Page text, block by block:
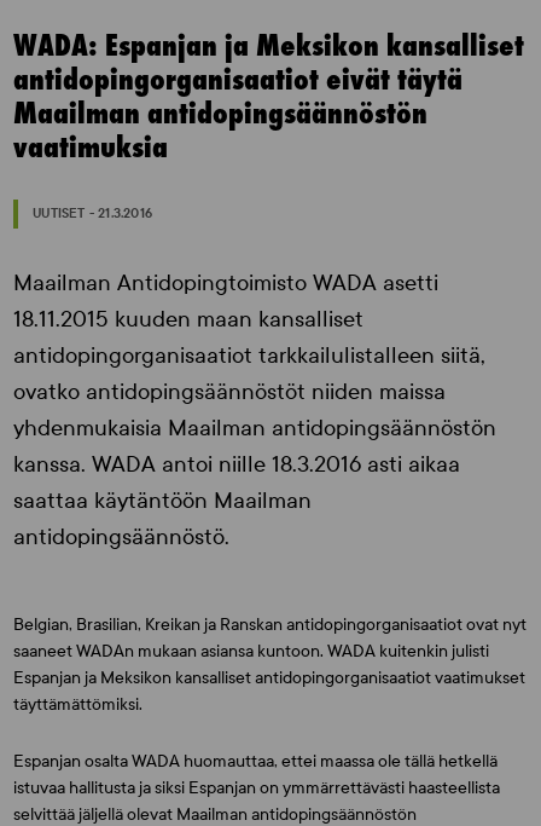
WADA: Espanjan ja Meksikon kansalliset
antidopingorganisaatiot eivät täytä
Maailman antidopingsäännöstön
vaatimuksia
UUTISET - 21.3.2016
Maailman Antidopingtoimisto WADA asetti
18.11.2015 kuuden maan kansalliset
antidopingorganisaatiot tarkkailulistalleen siitä,
ovatko antidopingsäännöstöt niiden maissa
yhdenmukaisia Maailman antidopingsäännöstön
kanssa. WADA antoi niille 18.3.2016 asti aikaa
saattaa käytäntöön Maailman
antidopingsäännöstö.
Belgian, Brasilian, Kreikan ja Ranskan antidopingorganisaatiot ovat nyt
saaneet WADAn mukaan asiansa kuntoon. WADA kuitenkin julisti
Espanjan ja Meksikon kansalliset antidopingorganisaatiot vaatimukset
täyttämättömiksi.
Espanjan osalta WADA huomauttaa, ettei maassa ole tällä hetkellä
istuvaa hallitusta ja siksi Espanjan on ymmärrettävästi haasteellista
selvittää jäljellä olevat Maailman antidopingsäännöstön